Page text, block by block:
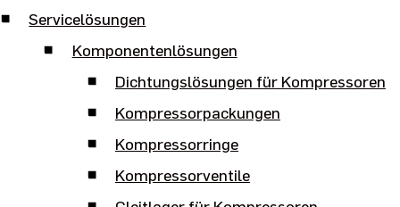
Servicelösungen
Komponentenlösungen
Dichtungslösungen für Kompressoren
Kompressorpackungen
Kompressorringe
Kompressorventile